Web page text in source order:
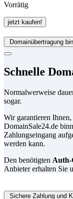
Vorrätig
rex-
n-
hob.de
Menge
jetzt kaufen!
Domainübertragung
Schnelle
Normalwerweise
sogar.
Wir garantieren
DomainSale24.de
Zahlungseingang
werden kann.
Den benötigten Auth-
Anbieter erhalten Sie
Sichere Zahlung und